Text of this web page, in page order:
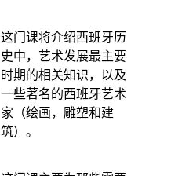
这门课将介绍西班牙历
史中，艺术发展最主要
时期的相关知识，以及
一些著名的西班牙艺术
家（绘画，雕塑和建
筑）。